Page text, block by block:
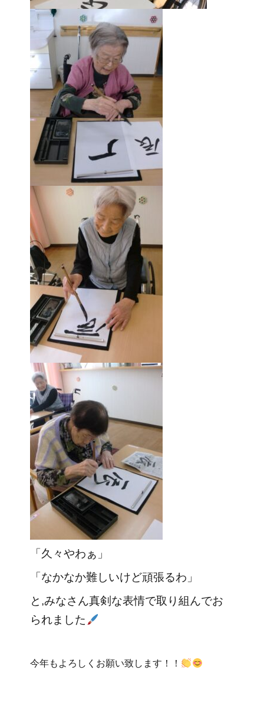
「久々やわぁ」
「なかなか難しいけど頑張るわ」
と,みなさん真剣な表情で取り組んでお
られました
今年もよろしくお願い致します！！